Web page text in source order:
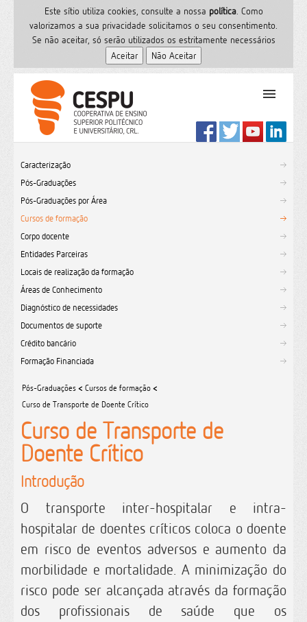
Este sítio utiliza cookies, consulte a nossa polí­tica. Como
valorizamos a sua privacidade solicitamos o seu consentimento.
Se não aceitar, só serão utilizados os estritamente necessários
PT
Formação
Serviços de Saúde
CESPU
Sites do grupo
Utilizador
Contactos
Caracterização
Pós-Graduações
Pós-Graduações por Área
Cursos de formação
Corpo docente
Entidades Parceiras
Locais de realização da formação
Áreas de Conhecimento
Diagnóstico de necessidades
Documentos de suporte
Crédito bancário
Formação Financiada
Pós-Graduações < Cursos de formação <
Curso de Transporte de Doente Crítico
Curso de Transporte de
Doente Crítico
Introdução
O transporte inter-hospitalar e intra-
hospitalar de doentes críticos coloca o doente
em risco de eventos adversos e aumento da
morbilidade e mortalidade. A minimização do
risco pode ser alcançada através da formação
dos profissionais de saúde que os